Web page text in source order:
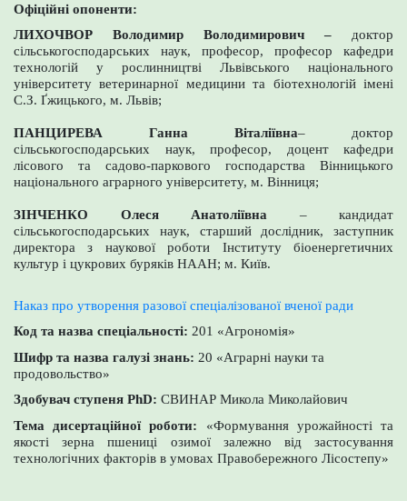
Офіційні опоненти:
ЛИХОЧВОР Володимир Володимирович – доктор
сільськогосподарських наук, професор, професор кафедри
технологій у рослинництві Львівського національного
університету ветеринарної медицини та біотехнологій імені
С.З. Ґжицького, м. Львів;
ПАНЦИРЕВА Ганна Віталіївна– доктор
сільськогосподарських наук, професор, доцент кафедри
лісового та садово-паркового господарства Вінницького
національного аграрного університету, м. Вінниця;
ЗІНЧЕНКО Олеся Анатоліївна – кандидат
сільськогосподарських наук, старший дослідник, заступник
директора з наукової роботи Інституту біоенергетичних
культур і цукрових буряків НААН; м. Київ.
Наказ про утворення разової спеціалізованої вченої ради
Код та назва спеціальності: 201 «Агрономія»
Шифр та назва галузі знань: 20 «Аграрні науки та
продовольство»
Здобувач ступеня PhD: СВИНАР Микола Миколайович
Тема дисертаційної роботи: «Формування урожайності та
якості зерна пшениці озимої залежно від застосування
технологічних факторів в умовах Правобережного Лісостепу»